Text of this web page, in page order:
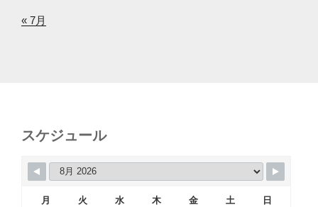
« 7月
スケジュール
月 火 水 木 金 土 日